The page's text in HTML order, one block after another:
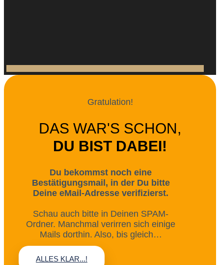
Gratulation!
DAS WAR'S SCHON,
DU BIST DABEI!
Du bekommst noch eine
Bestätigungsmail, in der Du bitte
Deine eMail-Adresse verifizierst.
Schau auch bitte in Deinen SPAM-
Ordner. Manchmal verirren sich einige
Mails dorthin. Also, bis gleich…
ALLES KLAR...!